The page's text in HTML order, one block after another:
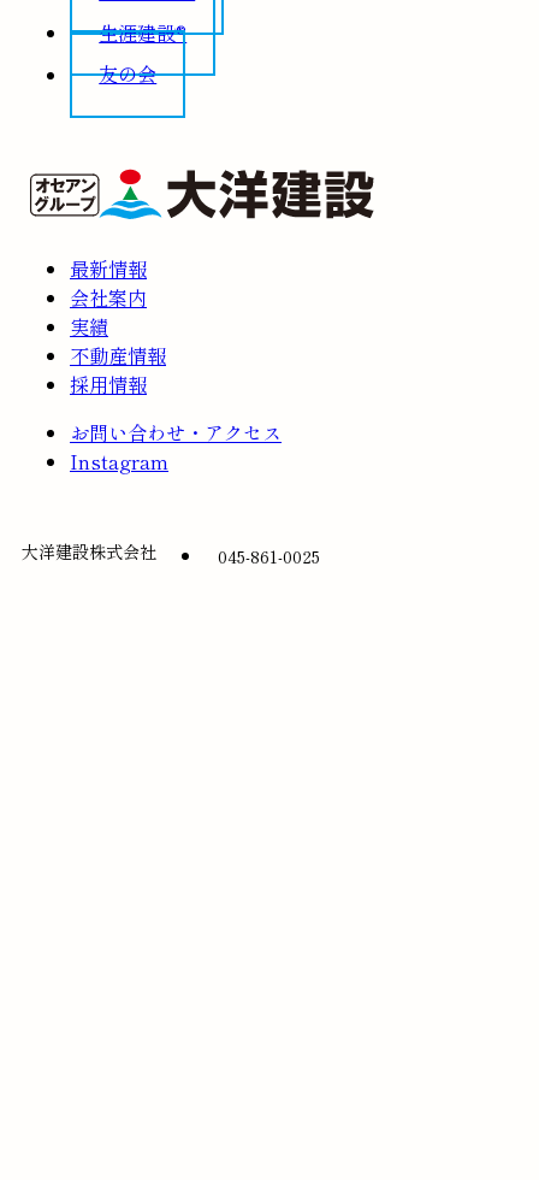
生涯建設®
友の会
最新情報
会社案内
実績
不動産情報
採用情報
お問い合わせ・アクセス
Instagram
大洋建設株式会社 045-861-0025